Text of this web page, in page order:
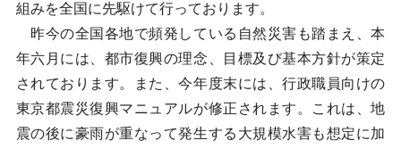
組みを全国に先駆けて行っております。
昨今の全国各地で頻発している自然災害も踏まえ、本
年六月には、都市復興の理念、目標及び基本方針が策定
されております。また、今年度末には、行政職員向けの
東京都震災復興マニュアルが修正されます。これは、地
震の後に豪雨が重なって発生する大規模水害も想定に加